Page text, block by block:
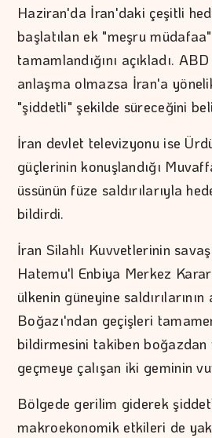
Haziran'da İran'daki çeşitli
başlatılan ek "meşru müdafaa"
tamamlandığını açıkladı.
anlaşma olmazsa İran'a
"şiddetli" şekilde süreceğini
İran devlet televizyonu ise
güçlerinin konuşlandığı
üssünün füze saldırılarıyla
bildirdi.
İran Silahlı Kuvvetlerinin
Hatemu'l Enbiya Merkez
ülkenin güneyine
Boğazı'ndan geçişleri
bildirmesini takiben boğazdan
geçmeye çalışan iki geminin
Bölgede gerilim giderek
makroekonomik etkileri de